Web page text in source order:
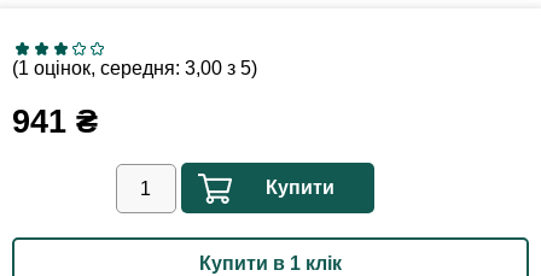
(1 оцінок, середня: 3,00 з 5)
941 ₴
Купити
Купити в 1 клік